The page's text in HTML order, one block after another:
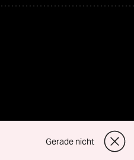
Gerade nicht